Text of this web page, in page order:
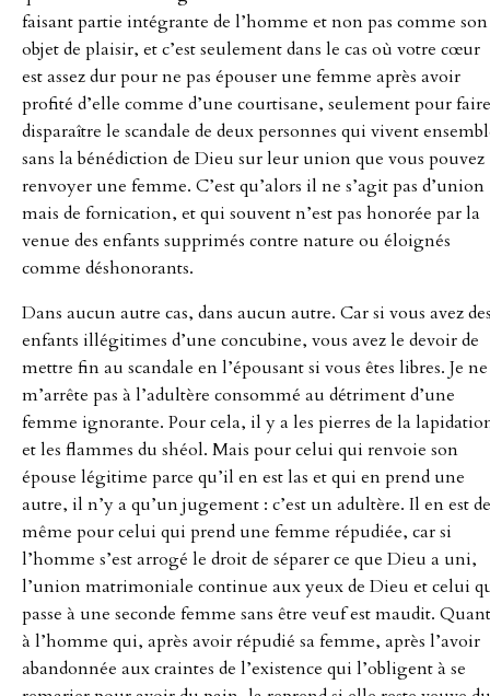
faisant partie intégrante de l’homme et non pas comme son
objet de plaisir, et c’est seulement dans le cas où votre cœur
est assez dur pour ne pas épouser une femme après avoir
profité d’elle comme d’une courtisane, seulement pour faire
disparaître le scandale de deux personnes qui vivent
sans la bénédiction de Dieu sur leur union que vous pouvez
renvoyer une femme. C’est qu’alors il ne s’agit pas d’union
mais de fornication, et qui souvent n’est pas honorée par la
venue des enfants supprimés contre nature ou éloignés
comme déshonorants.
Dans aucun autre cas, dans aucun autre. Car si vous avez
enfants illégitimes d’une concubine, vous avez le devoir de
mettre fin au scandale en l’épousant si vous êtes libres. Je ne
m’arrête pas à l’adultère consommé au détriment d’une
femme ignorante. Pour cela, il y a les pierres de la
et les flammes du shéol. Mais pour celui qui renvoie son
épouse légitime parce qu’il en est las et qui en prend une
autre, il n’y a qu’un jugement : c’est un adultère. Il en est de
même pour celui qui prend une femme répudiée, car si
l’homme s’est arrogé le droit de séparer ce que Dieu a uni,
l’union matrimoniale continue aux yeux de Dieu et celui
passe à une seconde femme sans être veuf est maudit. Quant
à l’homme qui, après avoir répudié sa femme, après l’avoir
abandonnée aux craintes de l’existence qui l’obligent à se